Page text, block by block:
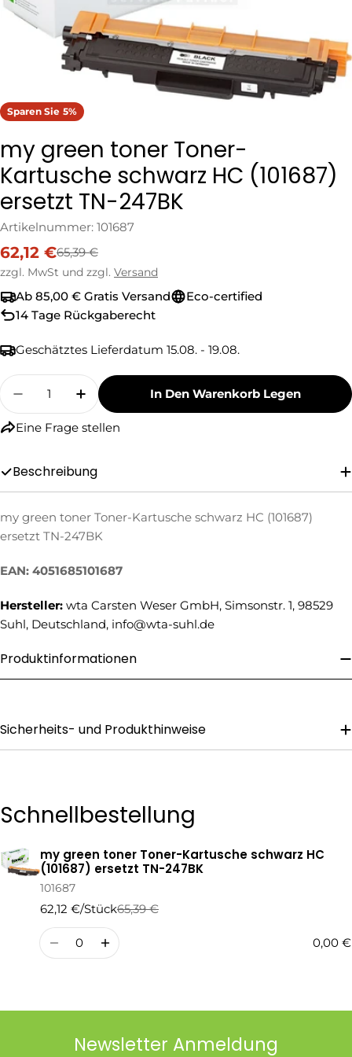
Sparen Sie 5%
my green toner Toner-
Kartusche schwarz HC (101687)
ersetzt TN-247BK
Artikelnummer: 101687
Verkaufspreis
62,12 €
Regulärer
Preis
65,39 €
zzgl. MwSt und zzgl. Versand
Ab 85,00 € Gratis Versand
Eco-certified
14 Tage Rückgaberecht
Geschätztes Lieferdatum 15.08. - 19.08.
Menge
Menge Für My Green Toner Toner-
Menge Für My Green Toner Toner-
In Den Warenkorb Legen
Eine Frage stellen
Eine Frage stellen
Name
E-
Mail
Telefonnummer
Ihre
Beschreibung
my green toner Toner-Kartusche schwarz HC (101687)
ersetzt TN-247BK
EAN: 4051685101687
Hersteller: wta Carsten Weser GmbH, Simsonstr. 1, 98529
Suhl, Deutschland, info@wta-suhl.de
Produktinformationen
Sicherheits- und Produkthinweise
Schnellbestellung
Ihr
Warenkorb
my green toner Toner-Kartusche schwarz HC
(101687) ersetzt TN-247BK
101687
62,12 €/Stück
Regulärer
Preis
65,39 €
Verkaufspreis
Menge
0,00 €
Newsletter Anmeldung